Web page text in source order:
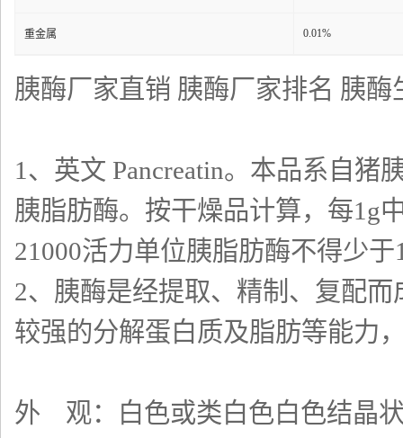
重金属 0.01%
胰酶厂家直销 胰酶厂家排名 胰酶
1、英文 Pancreatin。本品系自
胰脂肪酶。按干燥品计算，每1g
21000活力单位胰脂肪酶不得少
2、胰酶是经提取、精制、复配
较强的分解蛋白质及脂肪等能力
外 观：白色或类白色白色结晶